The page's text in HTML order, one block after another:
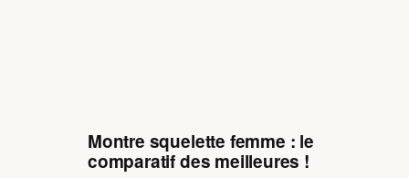
Montre squelette femme : le
comparatif des meilleures !